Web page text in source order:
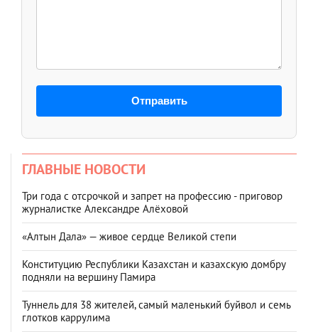
Отправить
ГЛАВНЫЕ НОВОСТИ
Три года с отсрочкой и запрет на профессию - приговор
журналистке Александре Алёховой
«Алтын Дала» — живое сердце Великой степи
Конституцию Республики Казахстан и казахскую домбру
подняли на вершину Памира
Туннель для 38 жителей, самый маленький буйвол и семь
глотков каррулима